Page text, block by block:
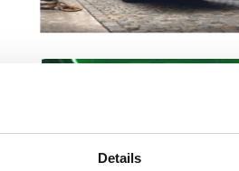
Details